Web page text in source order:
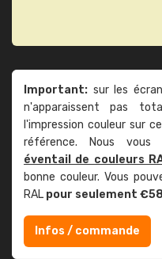
Important: sur les
n'apparaissent pas
l'impression couleur sur
référence. Nous vous
éventail de couleurs
bonne couleur. Vous
RAL pour seulement
Infos / commande